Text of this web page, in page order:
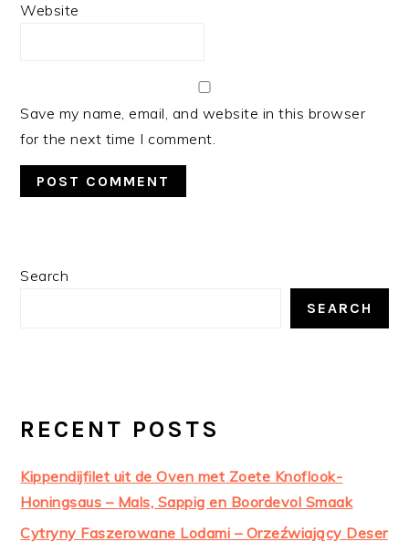
Website
Save my name, email, and website in this browser
for the next time I comment.
PRIMARY
Search
SEARCH
RECENT POSTS
Kippendijfilet uit de Oven met Zoete Knoflook-
Honingsaus – Mals, Sappig en Boordevol Smaak
Cytryny Faszerowane Lodami – Orzeźwiający Deser